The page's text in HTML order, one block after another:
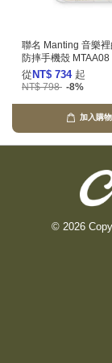
聯名 Manting 音樂
防摔手機殼 MTAA08
從 NT$ 734 起
NT$ 798 -8%
加入購
© 2026